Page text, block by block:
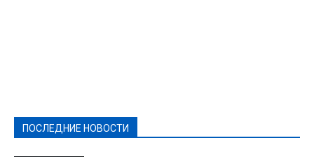
ПОСЛЕДНИЕ НОВОСТИ